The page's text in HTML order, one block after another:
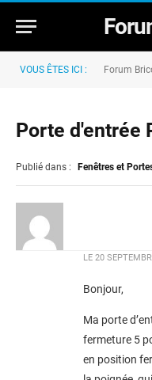
VOUS ÊTES ICI : Forum
Porte d'entrée
Publié dans : Fenêtres et
LE 20
Bonjour,
Ma porte
fermeture 5
en position